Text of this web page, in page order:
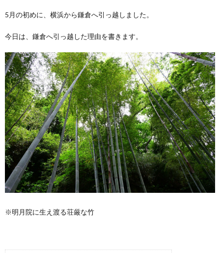
5月の初めに、横浜から鎌倉へ引っ越しました。
今日は、鎌倉へ引っ越した理由を書きます。
※明月院に生え渡る荘厳な竹